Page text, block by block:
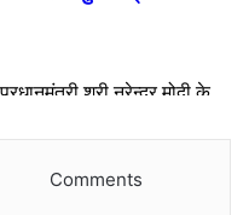
Comments